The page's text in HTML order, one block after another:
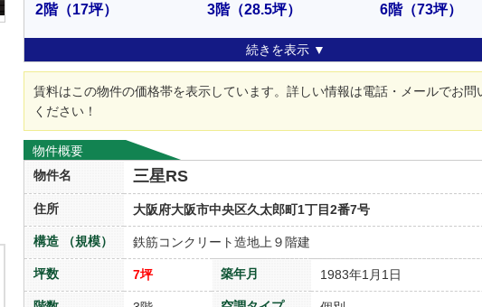
2階（17坪） 3階（28.5坪） 6階（73坪）
続きを表示 ▼
賃料はこの物件の価格帯を表示しています。詳しい情報は電話・メールでお問
ください！
物件概要
物件名
三星RS
住所 大阪府大阪市中央区久太郎町1丁目2番7号
構造 （規模） 鉄筋コンクリート造地上９階建
坪数 7坪 築年月 1983年1月1日